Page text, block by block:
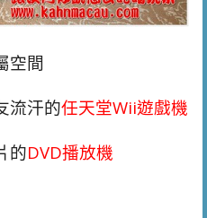
空間
流汗的任天堂Wii遊戲機
的DVD播放機